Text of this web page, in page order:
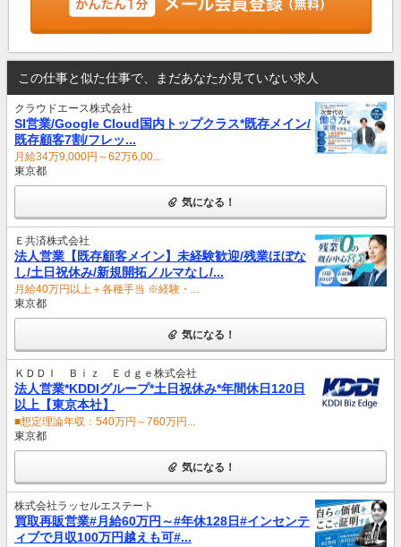
この仕事と似た仕事で、まだあなたが見ていない求人
クラウドエース株式会社
SI営業/Google Cloud国内トップクラス*既存メイン/
既存顧客7割/フレッ...
月給34万9,000円～62万6,00...
東京都
気になる！
Ｅ共済株式会社
法人営業【既存顧客メイン】未経験歓迎/残業ほぼな
し/土日祝休み/新規開拓ノルマなし/...
月給40万円以上＋各種手当 ※経験・...
東京都
気になる！
ＫＤＤＩ Ｂｉｚ Ｅｄｇｅ株式会社
法人営業*KDDIグループ*土日祝休み*年間休日120日
以上【東京本社】
■想定理論年収：540万円～760万円...
東京都
気になる！
株式会社ラッセルエステート
買取再販営業#月給60万円～#年休128日#インセンテ
ィブで月収100万円越えも可#...